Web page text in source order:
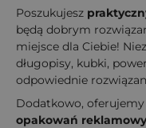
Poszukujesz
będą dobrym
miejsce dla Ciebie!
długopisy, kubki,
odpowiednie
Dodatkowo, oferujemy
opakowań